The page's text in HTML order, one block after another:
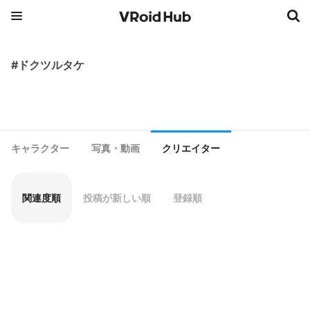
#ドクツルタケ
キャラクター 写真・動画 クリエイター
関連度順 投稿が新しい順 登録順